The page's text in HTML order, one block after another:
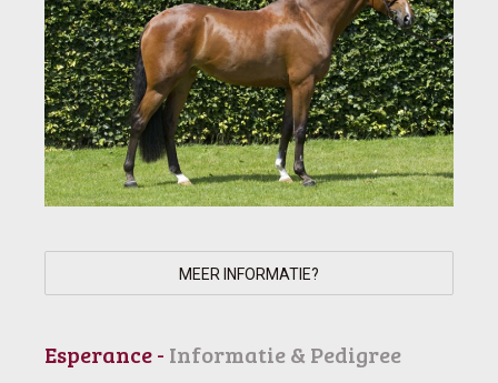
MEER INFORMATIE?
Esperance - Informatie & Pedigree